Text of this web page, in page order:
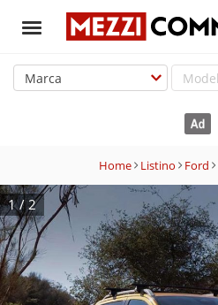
T
g
a
v
i
g
a
Home Listino Ford
1/2